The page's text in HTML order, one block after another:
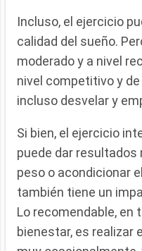
Incluso, el ejercicio
calidad del sueño.
moderado y a nivel
nivel competitivo y
incluso desvelar y
Si bien, el ejercicio
puede dar resultados
peso o acondicionar
también tiene un
Lo recomendable, en
bienestar, es realizar